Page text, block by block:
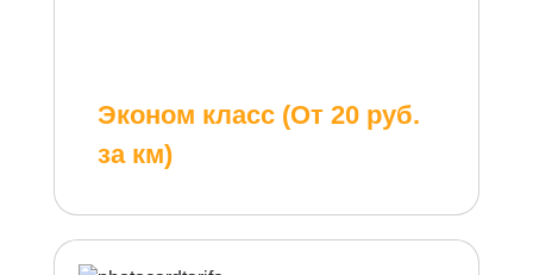
Эконом класс (От 20 руб.
за км)